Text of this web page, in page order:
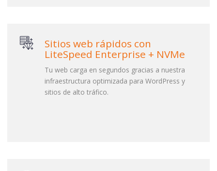
Sitios web rápidos con
LiteSpeed Enterprise + NVMe
Tu web carga en segundos gracias a nuestra
infraestructura optimizada para WordPress y
sitios de alto tráfico.